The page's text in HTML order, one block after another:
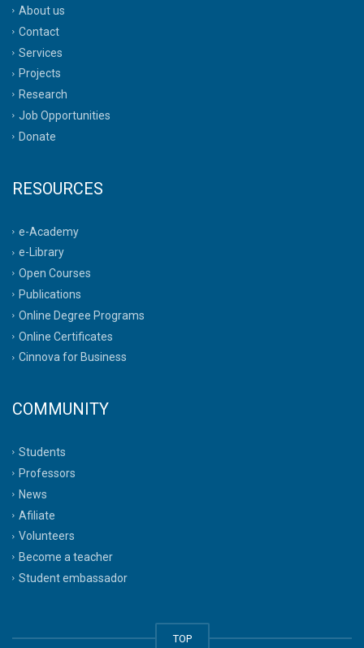
About us
Contact
Services
Projects
Research
Job Opportunities
Donate
RESOURCES
e-Academy
e-Library
Open Courses
Publications
Online Degree Programs
Online Certificates
Cinnova for Business
COMMUNITY
Students
Professors
News
Afiliate
Volunteers
Become a teacher
Student embassador
TOP